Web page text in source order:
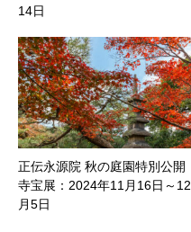
14日
正伝永源院 秋の庭園特別公開
寺宝展：2024年11月16日～12
月5日